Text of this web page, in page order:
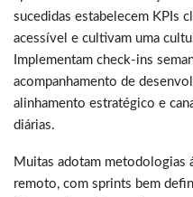
sucedidas estabelecem KPIs
acessível e cultivam uma
Implementam check-ins
acompanhamento de
alinhamento estratégico e
diárias.
Muitas adotam metodologias
remoto, com sprints bem